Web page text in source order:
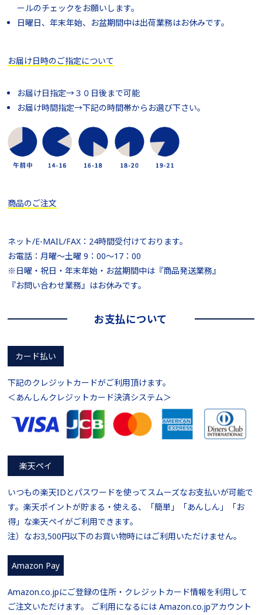
ールのチェックをお願いします。
日曜日、年末年始、お盆期間中は出荷業務はお休みです。
お届け日時のご指定について
お届け日指定→３０日後まで可能
お届け時間指定→下記の時間帯からお選び下さい。
商品のご注文
ネット/E-MAIL/FAX：24時間受付けております。
お電話：月曜～土曜 9：00～17：00
※日曜・祝日・年末年始・お盆期間中は『商品発送業務』
『お問い合わせ業務』はお休みです。
お支払について
カード払い
下記のクレジットカードがご利用頂けます。
＜あんしんクレジットカード決済システム＞
楽天ペイ
いつもの楽天IDとパスワードを使ってスムーズなお支払いが可能で
す。楽天ポイントが貯まる・使える、「簡単」「あんしん」「お
得」な楽天ペイがご利用できます。
注）なお3,500円以下のお買い物時にはご利用いただけません。
Amazon Pay
Amazon.co.jpにご登録の住所・クレジットカード情報を利用して
ご注文いただけます。 ご利用になるには Amazon.co.jpアカウント